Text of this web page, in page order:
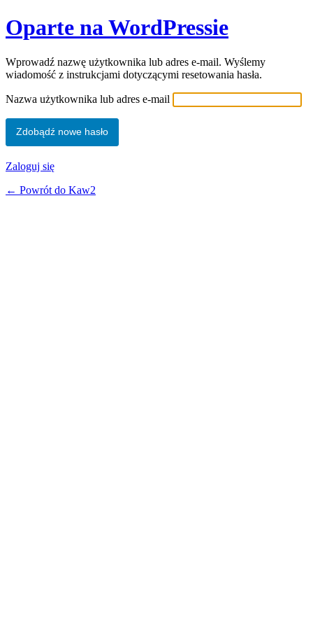
Oparte na WordPressie
Wprowadź nazwę użytkownika lub adres e-mail. Wyślemy
wiadomość z instrukcjami dotyczącymi resetowania hasła.
Nazwa użytkownika lub adres e-mail
Zaloguj się
← Powrót do Kaw2